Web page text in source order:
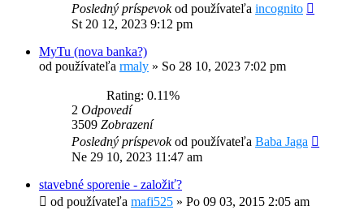
Posledný príspevokod používateľa incognito
St 20 12, 2023 9:12 pm
MyTu (nova banka?)
od používateľa rmaly » So 28 10, 2023 7:02 pm
Rating: 0.11%
2 Odpovedí
3509 Zobrazení
Posledný príspevokod používateľa Baba Jaga
Ne 29 10, 2023 11:47 am
stavebné sporenie - založiť?
od používateľa mafi525 » Po 09 03, 2015 2:05 am